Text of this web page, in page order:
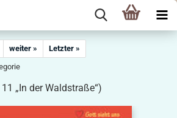
weiter »
Letzter »
„In der Waldstraße“)